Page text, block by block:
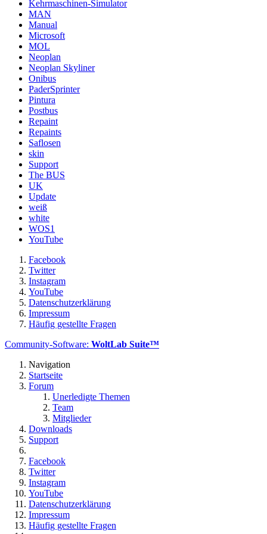
Kehrmaschinen-Simulator
MAN
Manual
Microsoft
MOL
Neoplan
Neoplan Skyliner
Onibus
PaderSprinter
Pintura
Postbus
Repaint
Repaints
Saflosen
skin
Support
The BUS
UK
Update
weiß
white
WOS1
YouTube
Facebook
Twitter
Instagram
YouTube
Datenschutzerklärung
Impressum
Häufig gestellte Fragen
Community-Software: WoltLab Suite™
Navigation
Startseite
Forum
Unerledigte Themen
Team
Mitglieder
Downloads
Support
Facebook
Twitter
Instagram
YouTube
Datenschutzerklärung
Impressum
Häufig gestellte Fragen